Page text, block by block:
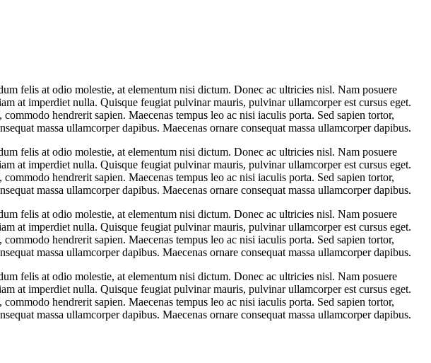
felis at odio molestie, at elementum nisi dictum. Donec ac ultricies nisl. Nam posuere
at imperdiet nulla. Quisque feugiat pulvinar mauris, pulvinar ullamcorper est cursus eget.
hendrerit sapien. Maecenas tempus leo ac nisi iaculis porta. Sed sapien tortor,
massa ullamcorper dapibus. Maecenas ornare consequat massa ullamcorper dapibus.
felis at odio molestie, at elementum nisi dictum. Donec ac ultricies nisl. Nam posuere
at imperdiet nulla. Quisque feugiat pulvinar mauris, pulvinar ullamcorper est cursus eget.
hendrerit sapien. Maecenas tempus leo ac nisi iaculis porta. Sed sapien tortor,
massa ullamcorper dapibus. Maecenas ornare consequat massa ullamcorper dapibus.
felis at odio molestie, at elementum nisi dictum. Donec ac ultricies nisl. Nam posuere
at imperdiet nulla. Quisque feugiat pulvinar mauris, pulvinar ullamcorper est cursus eget.
hendrerit sapien. Maecenas tempus leo ac nisi iaculis porta. Sed sapien tortor,
massa ullamcorper dapibus. Maecenas ornare consequat massa ullamcorper dapibus.
felis at odio molestie, at elementum nisi dictum. Donec ac ultricies nisl. Nam posuere
at imperdiet nulla. Quisque feugiat pulvinar mauris, pulvinar ullamcorper est cursus eget.
hendrerit sapien. Maecenas tempus leo ac nisi iaculis porta. Sed sapien tortor,
massa ullamcorper dapibus. Maecenas ornare consequat massa ullamcorper dapibus.